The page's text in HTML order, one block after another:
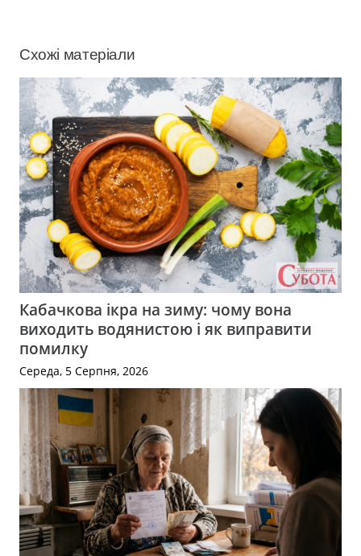
Схожі матеріали
Кабачкова ікра на зиму: чому вона
виходить водянистою і як виправити
помилку
Середа, 5 Серпня, 2026